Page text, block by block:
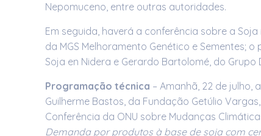
Nepomuceno, entre outras autoridades.
Em seguida, haverá a conferência sobre a
da MGS Melhoramento Genético e Sementes;
Soja en Nidera e Gerardo Bartolomé, do
Programação técnica – Amanhã, 22 de
Guilherme Bastos, da Fundação Getúlio
Conferência da ONU sobre Mudanças
Demanda por produtos à base de soja com